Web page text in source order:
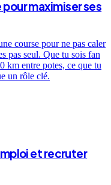
maximiser ses
course pour ne pas caler
pas seul. Que tu sois fan
km entre potes, ce que tu
un rôle clé.
et recruter